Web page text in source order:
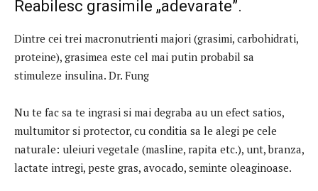
Reabilesc grasimile „adevarate”.
Dintre cei trei macronutrienti majori (grasimi, carbohidrati,
proteine), grasimea este cel mai putin probabil sa
stimuleze insulina. Dr. Fung
Nu te fac sa te ingrasi si mai degraba au un efect satios,
multumitor si protector, cu conditia sa le alegi pe cele
naturale: uleiuri vegetale (masline, rapita etc.), unt, branza,
lactate intregi, peste gras, avocado, seminte oleaginoase.